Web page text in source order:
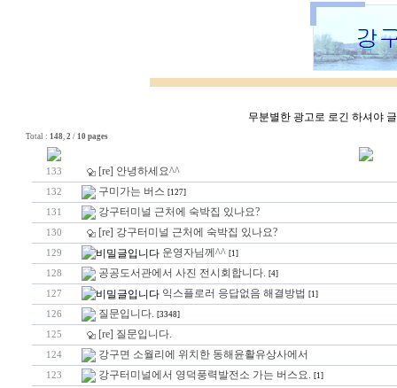
무분별한 광고로 로긴 하셔야
Total : 148, 2 / 10 pages
133 [re] 안녕하세요^^
132 구미가는 버스 [127]
131 강구터미널 근처에 숙박집 있나요?
130 [re] 강구터미널 근처에 숙박집 있나요?
129 운영자님께^^ [1]
128 공공도서관에서 사진 전시회합니다. [4]
127 익스플로러 응답없음 해결방법 [1]
126 질문입니다. [3348]
125 [re] 질문입니다.
124 강구면 소월리에 위치한 동해윤활유상사에서
123 강구터미널에서 영덕풍력발전소 가는 버스요. [1]